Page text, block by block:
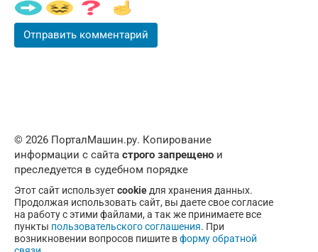
© 2026 ПорталМашин.ру. Копирование
информации с сайта строго запрещено и
преследуется в судебном порядке
Этот сайт используетcookieдля хранения данных.
Продолжая использовать сайт, вы даете свое согласие
на работу с этими файлами, а так же принимаете все
пункты пользовательского соглашения. При
возникновении вопросов пишите вформу обратной